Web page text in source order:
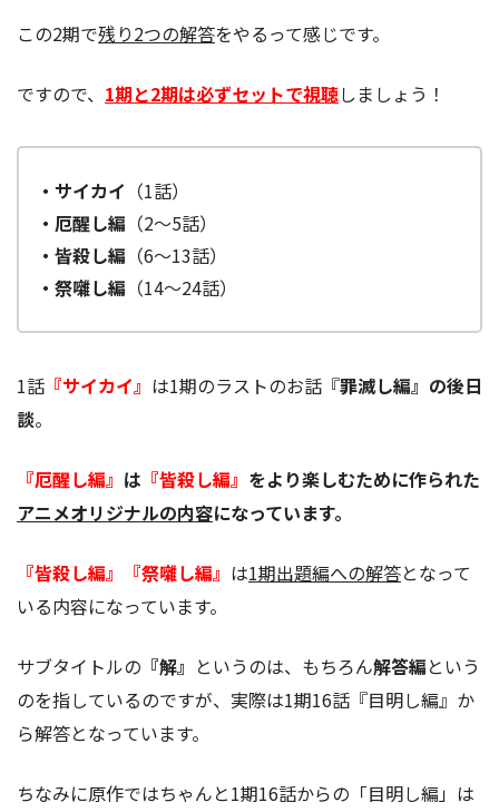
この2期で残り2つの解答をやるって感じです。
ですので、 1期と2期は必ずセットで視聴しましょう！
・サイカイ （1話）
・厄醒し編 （2～5話）
・皆殺し編 （6～13話）
・祭囃し編 （14～24話）
1話 『サイカイ』 は1期のラストのお話『罪滅し編』の後日
談。
『厄醒し編』 は 『皆殺し編』 をより楽しむために作られた
アニメオリジナルの内容になっています。
『皆殺し編』『祭囃し編』 は1期出題編への解答となって
いる内容になっています。
サブタイトルの 『解』 というのは、もちろん解答編という
のを指しているのですが、実際は1期16話『目明し編』か
ら解答となっています。
ちなみに原作ではちゃんと1期16話からの「目明し編」は